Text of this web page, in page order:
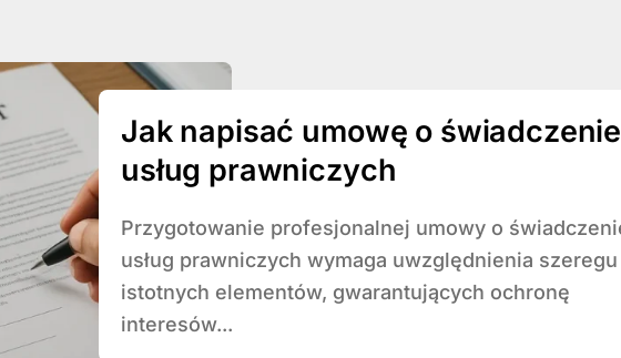
Jak napisać umowę o świadczenie
usług prawniczych
Przygotowanie profesjonalnej umowy o świadczenie
usług prawniczych wymaga uwzględnienia szeregu
istotnych elementów, gwarantujących ochronę
interesów...